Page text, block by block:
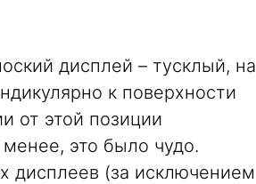
дисплей – тусклый, на
к поверхности
от этой позиции
это было чудо.
дисплеев (за исключением